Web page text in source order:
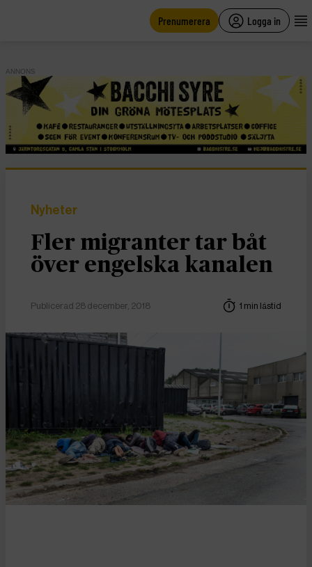
Prenumerera Logga in
ANNONS
Nyheter
Fler migranter tar båt
över engelska kanalen
Publicerad 28 december, 2018 1 min lästid